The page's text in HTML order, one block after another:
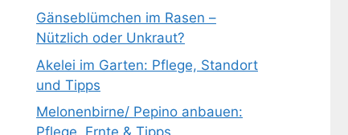
Gänseblümchen im Rasen –
Nützlich oder Unkraut?
Akelei im Garten: Pflege, Standort
und Tipps
Melonenbirne/ Pepino anbauen: